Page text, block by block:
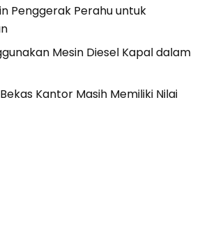
Penggerak Perahu untuk
Mesin Diesel Kapal dalam
Kantor Masih Memiliki Nilai